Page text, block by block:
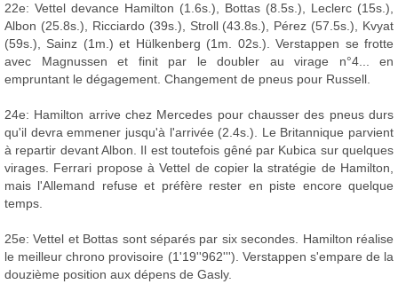
22e: Vettel devance Hamilton (1.6s.), Bottas (8.5s.), Leclerc (15s.),
Albon (25.8s.), Ricciardo (39s.), Stroll (43.8s.), Pérez (57.5s.), Kvyat
(59s.), Sainz (1m.) et Hülkenberg (1m. 02s.). Verstappen se frotte
avec Magnussen et finit par le doubler au virage n°4... en
empruntant le dégagement. Changement de pneus pour Russell.
24e: Hamilton arrive chez Mercedes pour chausser des pneus durs
qu'il devra emmener jusqu'à l'arrivée (2.4s.). Le Britannique parvient
à repartir devant Albon. Il est toutefois gêné par Kubica sur quelques
virages. Ferrari propose à Vettel de copier la stratégie de Hamilton,
mais l'Allemand refuse et préfère rester en piste encore quelque
temps.
25e: Vettel et Bottas sont séparés par six secondes. Hamilton réalise
le meilleur chrono provisoire (1'19''962'''). Verstappen s'empare de la
douzième position aux dépens de Gasly.